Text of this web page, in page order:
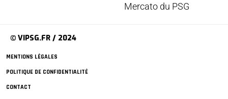
Mercato du PSG
© VIPSG.FR / 2024
MENTIONS LÉGALES
POLITIQUE DE CONFIDENTIALITÉ
CONTACT